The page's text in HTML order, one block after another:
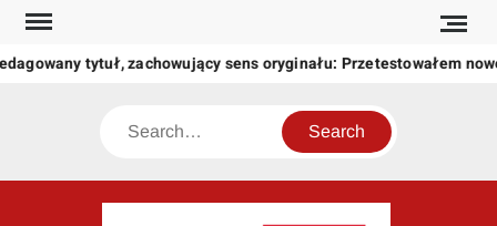
Skip
contenttytuł, zachowujący sens oryginału: Przetestowałem
Search